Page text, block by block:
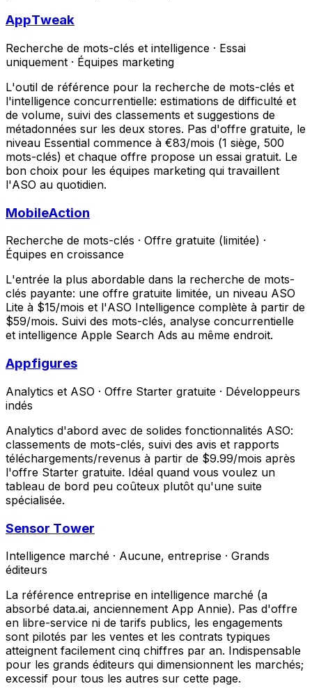
AppTweak
Recherche de mots-clés et intelligence · Essai
uniquement · Équipes marketing
L'outil de référence pour la recherche de mots-clés et
l'intelligence concurrentielle: estimations de difficulté et
de volume, suivi des classements et suggestions de
métadonnées sur les deux stores. Pas d'offre gratuite, le
niveau Essential commence à €83/mois (1 siège, 500
mots-clés) et chaque offre propose un essai gratuit. Le
bon choix pour les équipes marketing qui travaillent
l'ASO au quotidien.
MobileAction
Recherche de mots-clés · Offre gratuite (limitée) ·
Équipes en croissance
L'entrée la plus abordable dans la recherche de mots-
clés payante: une offre gratuite limitée, un niveau ASO
Lite à $15/mois et l'ASO Intelligence complète à partir de
$59/mois. Suivi des mots-clés, analyse concurrentielle
et intelligence Apple Search Ads au même endroit.
Appfigures
Analytics et ASO · Offre Starter gratuite · Développeurs
indés
Analytics d'abord avec de solides fonctionnalités ASO:
classements de mots-clés, suivi des avis et rapports
téléchargements/revenus à partir de $9.99/mois après
l'offre Starter gratuite. Idéal quand vous voulez un
tableau de bord peu coûteux plutôt qu'une suite
spécialisée.
Sensor Tower
Intelligence marché · Aucune, entreprise · Grands
éditeurs
La référence entreprise en intelligence marché (a
absorbé data.ai, anciennement App Annie). Pas d'offre
en libre-service ni de tarifs publics, les engagements
sont pilotés par les ventes et les contrats typiques
atteignent facilement cinq chiffres par an. Indispensable
pour les grands éditeurs qui dimensionnent les marchés;
excessif pour tous les autres sur cette page.